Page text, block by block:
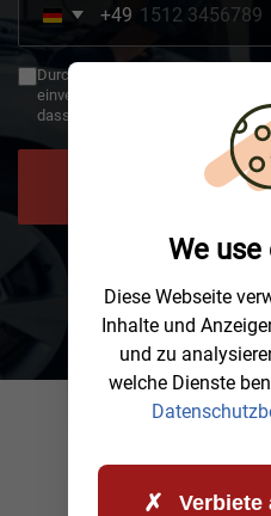
Germany
+49
+49
Durch die Verwendung des
einverstanden, dass Ihre Daten
dass Sie die
JETZT
We
Diese Webseite
Inhalte und
und zu
welche Dienste
Verbiete